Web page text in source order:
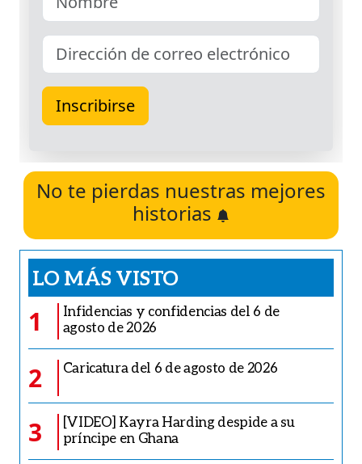
No te pierdas nuestras mejores
historias
LO MÁS VISTO
1
Infidencias y confidencias del 6 de
agosto de 2026
2 Caricatura del 6 de agosto de 2026
3
[VIDEO] Kayra Harding despide a su
príncipe en Ghana